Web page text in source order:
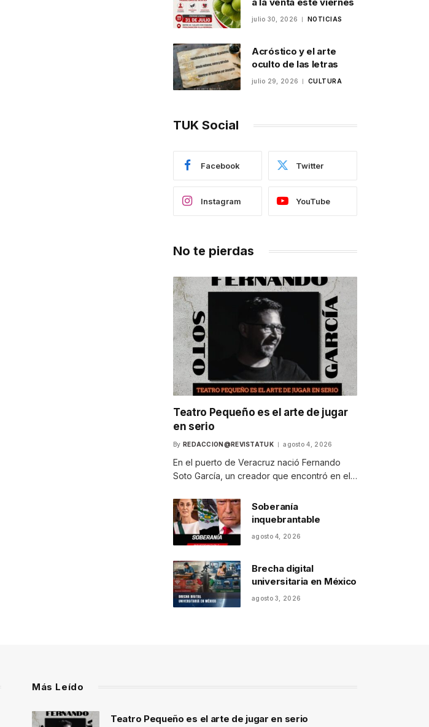
julio 30, 2026 NOTICIAS
Acróstico y el arte
oculto de las letras
julio 29, 2026 CULTURA
TUK Social
Facebook Twitter
Instagram YouTube
No te pierdas
Teatro Pequeño es el arte de jugar
en serio
By REDACCION@REVISTATUK agosto 4, 2026
En el puerto de Veracruz nació Fernando
Soto García, un creador que encontró en el…
Soberanía
inquebrantable
agosto 4, 2026
Brecha digital
universitaria en México
agosto 3, 2026
Más Leído
Teatro Pequeño es el arte de jugar en serio